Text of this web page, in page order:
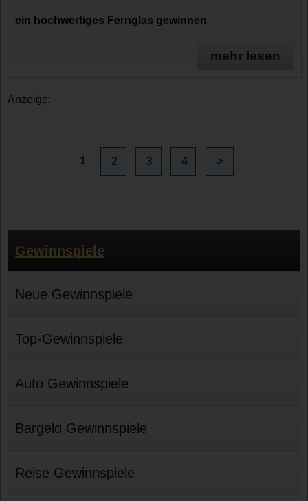
ein hochwertiges Fernglas gewinnen
mehr lesen
Anzeige:
1 2 3 4 >
Gewinnspiele
Neue Gewinnspiele
Top-Gewinnspiele
Auto Gewinnspiele
Bargeld Gewinnspiele
Reise Gewinnspiele